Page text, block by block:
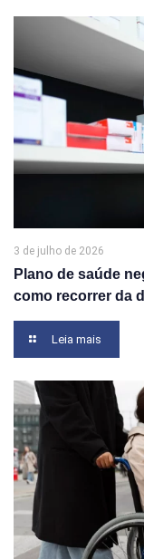
3 de julho de 2026
Plano de saúde
como recorrer da
Leia mais